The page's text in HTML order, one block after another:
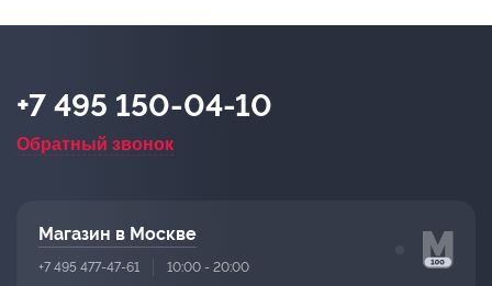
+7 495 150-04-10
Обратный звонок
Магазин в Москве
+7 495 477-47-61 10:00 - 20:00